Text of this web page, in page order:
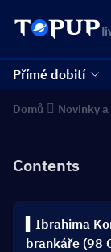
Přímé dobití
Domů Novinky
Contents
▍Ibrahima
brankáře (98